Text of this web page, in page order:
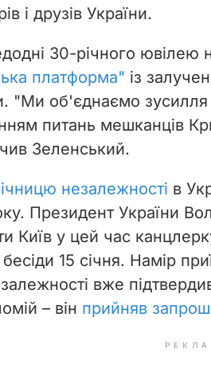
і друзів України.
30-річного ювілею
платформа" із
"Ми об'єднаємо зусилля
питань мешканців
Зеленський.
незалежності в
Президент України
Київ у цей час
бесіди 15 січня. Намір
вже
– він прийняв